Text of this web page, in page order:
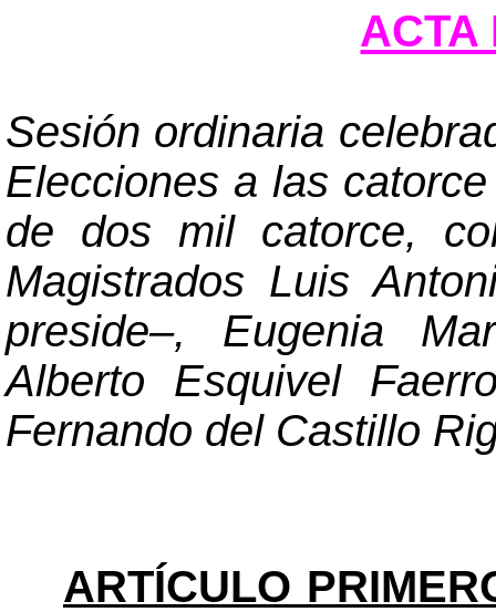
ACTA
Sesión ordinaria
Elecciones a las
de dos mil catorce,
Magistrados Luis
preside–, Eugenia
Alberto Esquivel
Fernando del Castillo
ARTÍCULO